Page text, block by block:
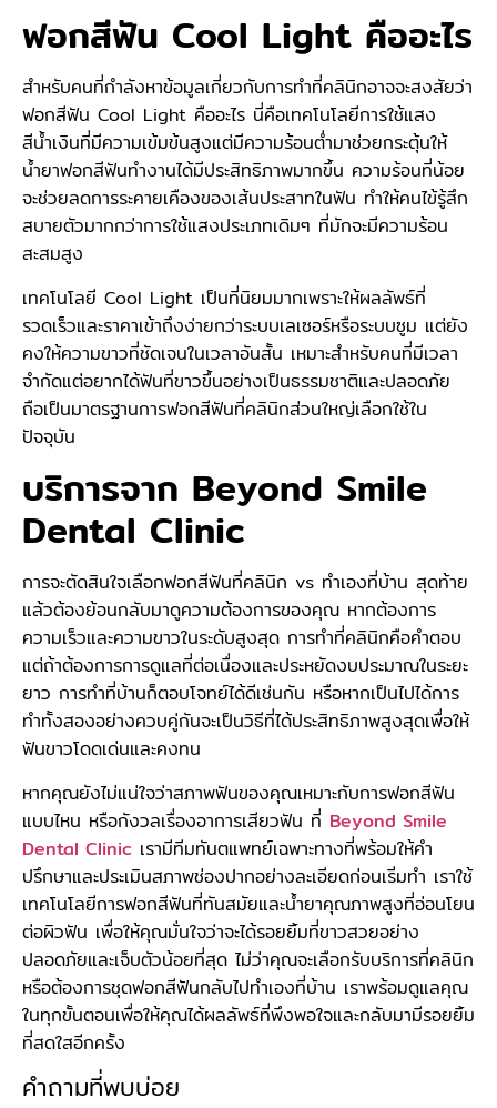
ฟอกสีฟัน Cool Light คืออะไร
สำหรับคนที่กำลังหาข้อมูลเกี่ยวกับการทำที่คลินิกอาจจะสงสัยว่า
ฟอกสีฟัน Cool Light คืออะไร นี่คือเทคโนโลยีการใช้แสง
สีน้ำเงินที่มีความเข้มข้นสูงแต่มีความร้อนต่ำมาช่วยกระตุ้นให้
น้ำยาฟอกสีฟันทำงานได้มีประสิทธิภาพมากขึ้น ความร้อนที่น้อย
จะช่วยลดการระคายเคืองของเส้นประสาทในฟัน ทำให้คนไข้รู้สึก
สบายตัวมากกว่าการใช้แสงประเภทเดิมๆ ที่มักจะมีความร้อน
สะสมสูง
เทคโนโลยี Cool Light เป็นที่นิยมมากเพราะให้ผลลัพธ์ที่
รวดเร็วและราคาเข้าถึงง่ายกว่าระบบเลเซอร์หรือระบบซูม แต่ยัง
คงให้ความขาวที่ชัดเจนในเวลาอันสั้น เหมาะสำหรับคนที่มีเวลา
จำกัดแต่อยากได้ฟันที่ขาวขึ้นอย่างเป็นธรรมชาติและปลอดภัย
ถือเป็นมาตรฐานการฟอกสีฟันที่คลินิกส่วนใหญ่เลือกใช้ใน
ปัจจุบัน
บริการจาก Beyond Smile
Dental Clinic
การจะตัดสินใจเลือกฟอกสีฟันที่คลินิก vs ทำเองที่บ้าน สุดท้าย
แล้วต้องย้อนกลับมาดูความต้องการของคุณ หากต้องการ
ความเร็วและความขาวในระดับสูงสุด การทำที่คลินิกคือคำตอบ
แต่ถ้าต้องการการดูแลที่ต่อเนื่องและประหยัดงบประมาณในระยะ
ยาว การทำที่บ้านก็ตอบโจทย์ได้ดีเช่นกัน หรือหากเป็นไปได้การ
ทำทั้งสองอย่างควบคู่กันจะเป็นวิธีที่ได้ประสิทธิภาพสูงสุดเพื่อให้
ฟันขาวโดดเด่นและคงทน
หากคุณยังไม่แน่ใจว่าสภาพฟันของคุณเหมาะกับการฟอกสีฟัน
แบบไหน หรือกังวลเรื่องอาการเสียวฟัน ที่ Beyond Smile
Dental Clinic เรามีทีมทันตแพทย์เฉพาะทางที่พร้อมให้คำ
ปรึกษาและประเมินสภาพช่องปากอย่างละเอียดก่อนเริ่มทำ เราใช้
เทคโนโลยีการฟอกสีฟันที่ทันสมัยและน้ำยาคุณภาพสูงที่อ่อนโยน
ต่อผิวฟัน เพื่อให้คุณมั่นใจว่าจะได้รอยยิ้มที่ขาวสวยอย่าง
ปลอดภัยและเจ็บตัวน้อยที่สุด ไม่ว่าคุณจะเลือกรับบริการที่คลินิก
หรือต้องการชุดฟอกสีฟันกลับไปทำเองที่บ้าน เราพร้อมดูแลคุณ
ในทุกขั้นตอนเพื่อให้คุณได้ผลลัพธ์ที่พึงพอใจและกลับมามีรอยยิ้ม
ที่สดใสอีกครั้ง
คำถามที่พบบ่อย